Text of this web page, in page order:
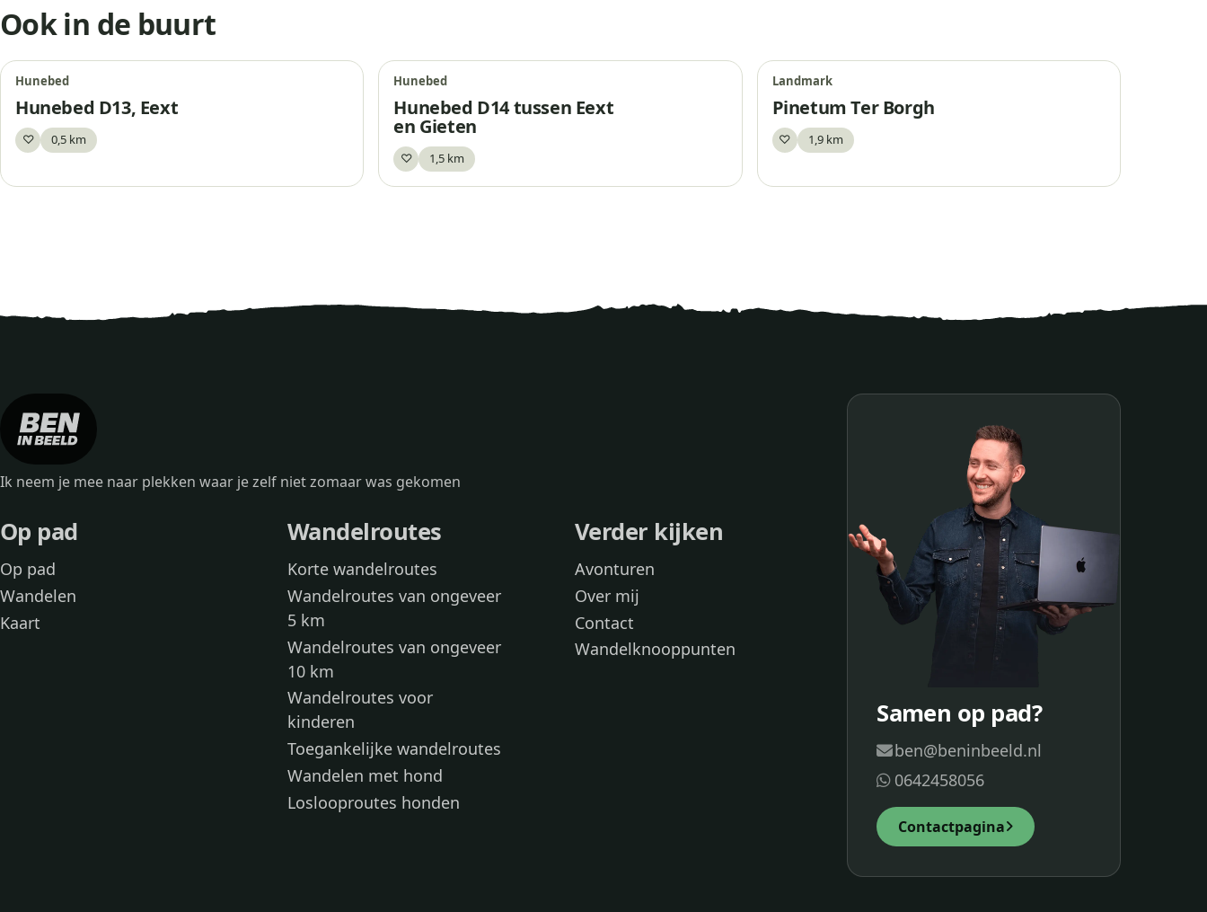
Ook in de buurt
Hunebed
Hunebed D13, Eext
♡
Bewaar
0,5 km
Hunebed
Hunebed D14 tussen Eext
en Gieten
♡
Bewaar
1,5 km
Landmark
Pinetum Ter Borgh
♡Bewaar
1,9 km
Ik neem je mee naar plekken waar je zelf niet zomaar was gekomen
Op pad
Op pad
Wandelen
Kaart
Wandelroutes
Korte wandelroutes
Wandelroutes van ongeveer
5 km
Wandelroutes van ongeveer
10 km
Wandelroutes voor
kinderen
Toegankelijke wandelroutes
Wandelen met hond
Loslooproutes honden
Verder kijken
Avonturen
Over mij
Contact
Wandelknooppunten
Samen op pad?
ben@beninbeeld.nl
0642458056
Contactpagina